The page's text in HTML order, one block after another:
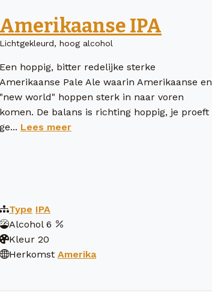
Amerikaanse IPA
Lichtgekleurd, hoog alcohol
Een hoppig, bitter redelijke sterke
Amerikaanse Pale Ale waarin Amerikaanse en
"new world" hoppen sterk in naar voren
komen. De balans is richting hoppig, je proeft
ge... Lees meer
Type IPA
Alcohol 6
Kleur 20
Herkomst Amerika